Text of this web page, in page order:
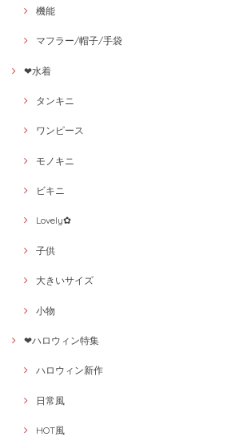
機能
マフラー/帽子/手袋
❤水着
タンキニ
ワンピース
モノキニ
ビキニ
Lovely✿
子供
大きいサイズ
小物
❤ハロウィン特集
ハロウィン新作
日常風
HOT風